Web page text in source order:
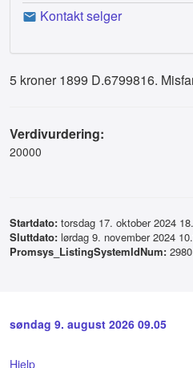
Kontakt selger
5 kroner 1899 D.6799816.
Verdivurdering:
20000
Startdato: torsdag 17. oktober 2024
Sluttdato: lørdag 9. november 2024
Promsys_ListingSystemIdNum:
søndag 9. august 2026 09.05
Hjelp